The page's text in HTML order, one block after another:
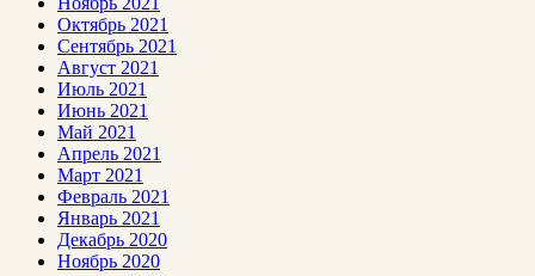
Октябрь 2021
Сентябрь 2021
Август 2021
Июль 2021
Июнь 2021
Май 2021
Апрель 2021
Март 2021
Февраль 2021
Январь 2021
Декабрь 2020
Ноябрь 2020